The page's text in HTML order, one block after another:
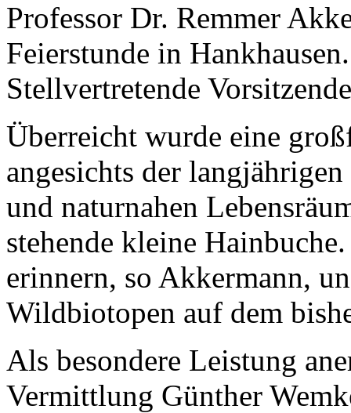
Professor Dr. Remmer
Feierstunde in
Stellvertretende
Überreicht wurde eine
angesichts der
und naturnahen
stehende kleine
erinnern, so Akkermann,
Wildbiotopen auf dem
Als besondere Leistung
Vermittlung Günther